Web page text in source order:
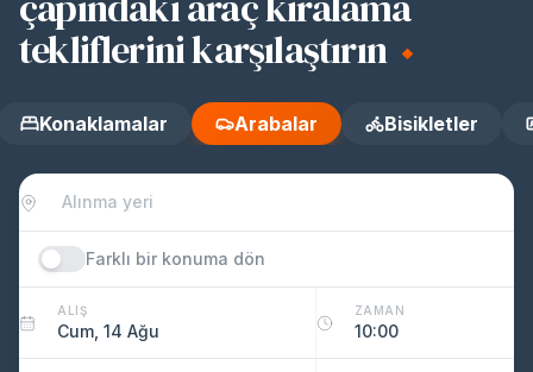
tekliflerini karşılaştırın
Konaklamalar Arabalar Bisikletler
Farklı bir konuma dön
ALIŞ
Cum, 14 Ağu
ZAMAN
10:00